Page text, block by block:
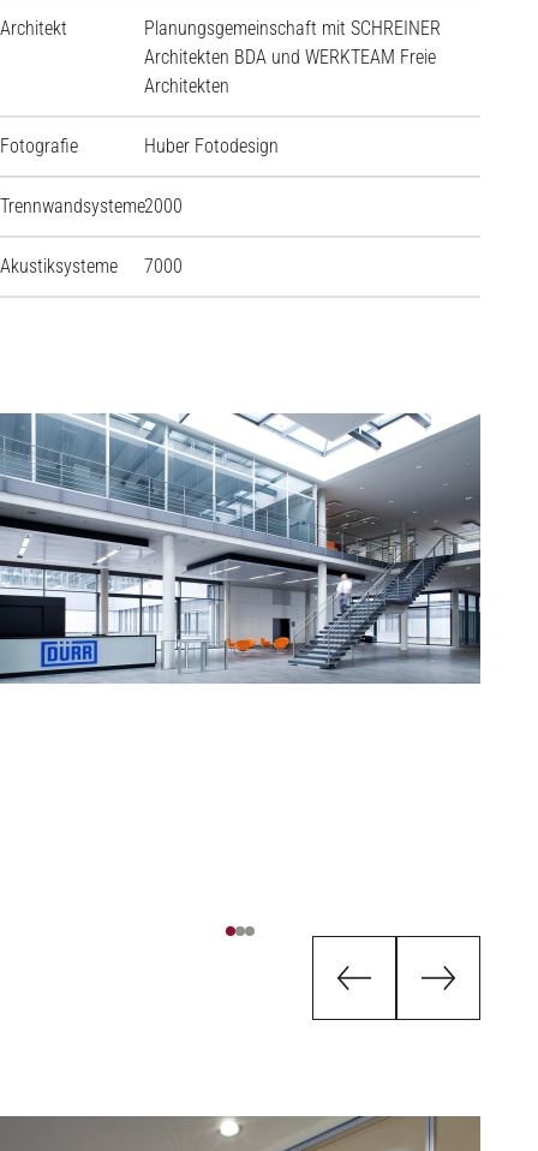
Architekt
Planungsgemeinschaft mit SCHREINER
Architekten BDA und WERKTEAM Freie
Architekten
Fotografie Huber Fotodesign
Trennwandsysteme2000
Akustiksysteme 7000